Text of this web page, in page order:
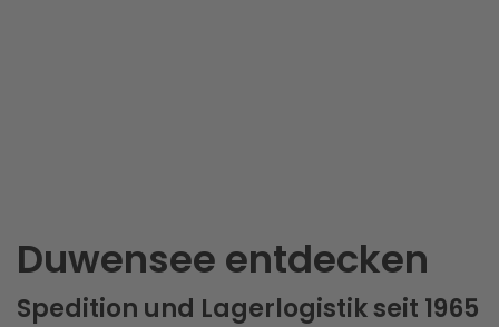
Duwensee entdecken
Spedition und Lagerlogistik seit 1965